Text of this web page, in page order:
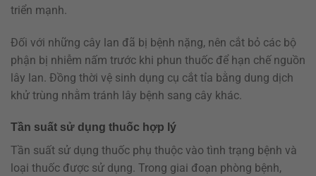
triển mạnh.
Đối với những cây lan đã bị bệnh nặng, nên cắt bỏ các bộ
phận bị nhiễm nấm trước khi phun thuốc để hạn chế nguồn
lây lan. Đồng thời vệ sinh dụng cụ cắt tỉa bằng dung dịch
khử trùng nhằm tránh lây bệnh sang cây khác.
Tần suất sử dụng thuốc hợp lý
Tần suất sử dụng thuốc phụ thuộc vào tình trạng bệnh và
loại thuốc được sử dụng. Trong giai đoạn phòng bệnh,